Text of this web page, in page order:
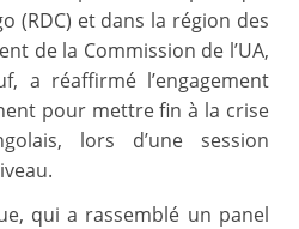
(RDC) et dans la région des
de la Commission de l’UA,
a réaffirmé l’engagement
pour mettre fin à la crise
lors d’une session
qui a rassemblé un panel